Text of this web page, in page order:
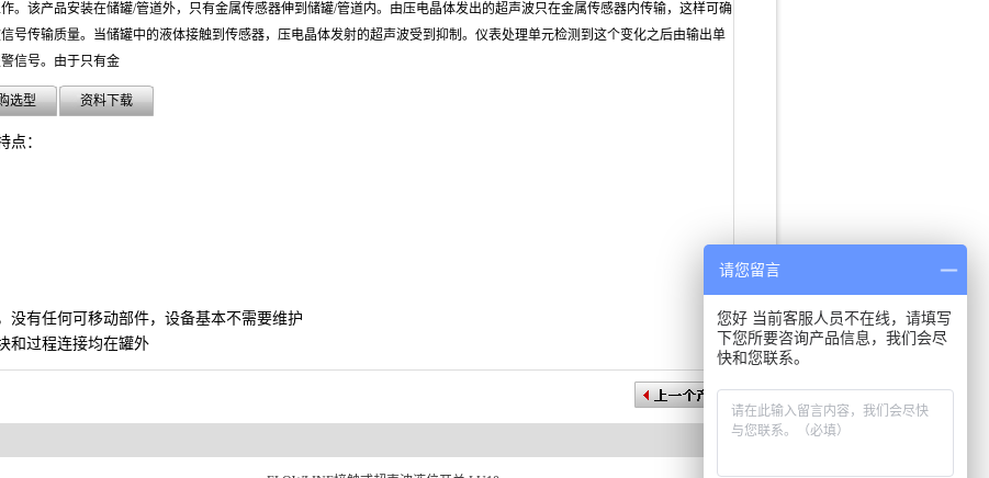
。该产品安装在储罐/管道外，只有金属传感器伸到储罐/管道内。由压电晶体发出的超声波只在金属传感器内传输，这样可确
号传输质量。当储罐中的液体接触到传感器，压电晶体发射的超声波受到抑制。仪表处理单元检测到这个变化之后由输出单
信号。由于只有金
选型 资料下载
：
没有任何可移动部件，设备基本不需要维护
和过程连接均在罐外
请您留言
您好 当前客服人员不在线，请填写
下您所要咨询产品信息，我们会尽
快和您联系。